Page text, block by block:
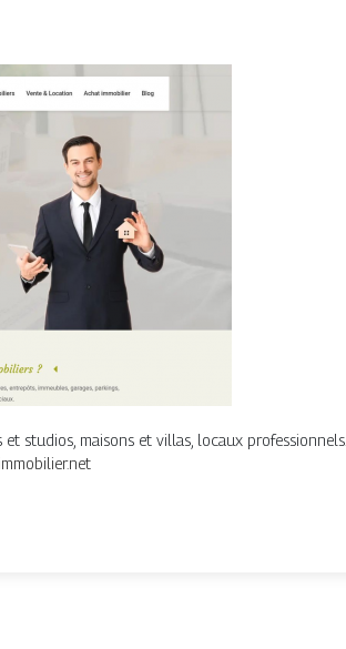
studios, maisons et villas, locaux professionnels…